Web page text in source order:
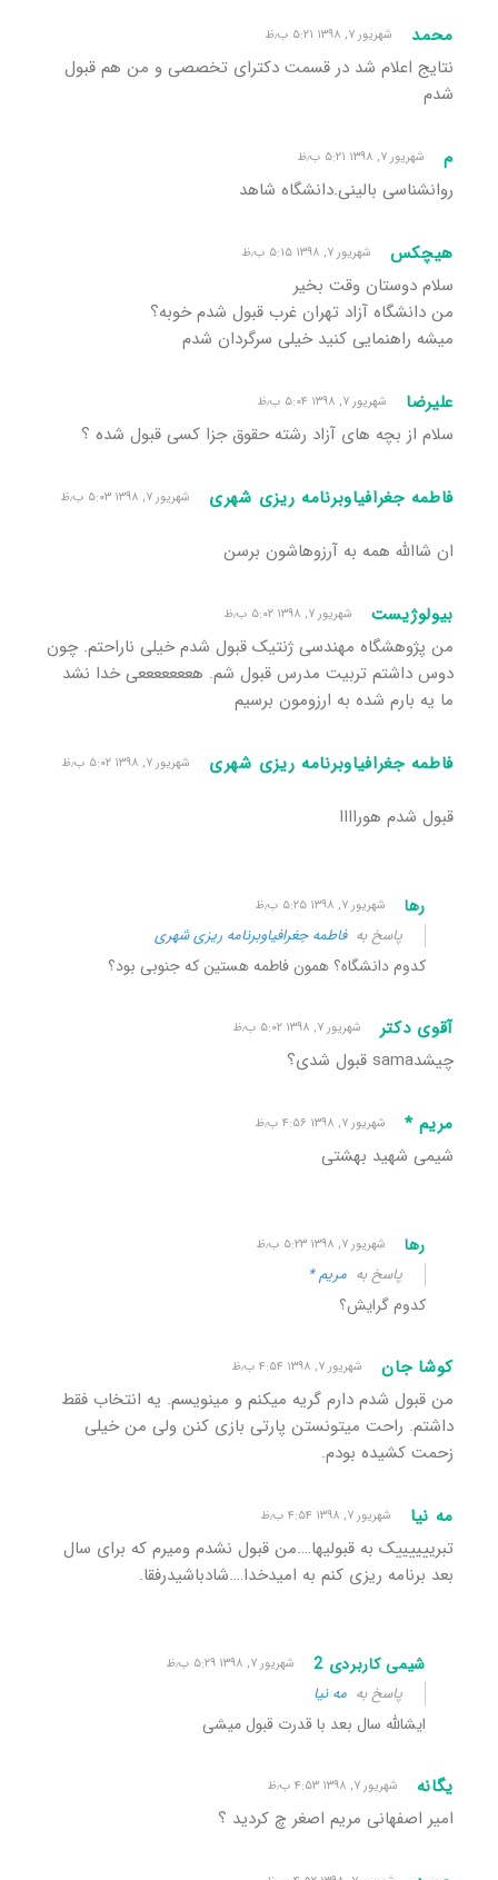
محمد شهریور ۷, ۱۳۹۸ ۵:۲۱ ب٫ظ
نتایج اعلام شد در قسمت دکترای تخصصی و من هم قبول
شدم
م شهریور ۷, ۱۳۹۸ ۵:۲۱ ب٫ظ
روانشناسی بالینی.دانشگاه شاهد
هیچکس شهریور ۷, ۱۳۹۸ ۵:۱۵ ب٫ظ
سلام دوستان وقت بخیر
من دانشگاه آزاد تهران غرب قبول شدم خوبه؟
میشه راهنمایی کنید خیلی سرگردان شدم
علیرضا شهریور ۷, ۱۳۹۸ ۵:۰۴ ب٫ظ
سلام از بچه های آزاد رشته حقوق جزا کسی قبول شده ؟
فاطمه جغرافیاوبرنامه ریزی شهری شهریور ۷, ۱۳۹۸ ۵:۰۳ ب٫ظ
ان شاالله همه به آرزوهاشون برسن
بیولوژیست شهریور ۷, ۱۳۹۸ ۵:۰۲ ب٫ظ
من پژوهشگاه مهندسی ژنتیک قبول شدم خیلی ناراحتم. چون
دوس داشتم تربیت مدرس قبول شم. هعععععععی خدا نشد
ما یه بارم شده به ارزومون برسیم
فاطمه جغرافیاوبرنامه ریزی شهری شهریور ۷, ۱۳۹۸ ۵:۰۲ ب٫ظ
قبول شدم هوراااا
رها شهریور ۷, ۱۳۹۸ ۵:۲۵ ب٫ظ
پاسخ بهفاطمه جغرافیاوبرنامه ریزی شهری
کدوم دانشگاه؟ همون فاطمه هستین که جنوبی بود؟
آقوی دکتر شهریور ۷, ۱۳۹۸ ۵:۰۲ ب٫ظ
چیشدsama قبول شدی؟
مریم * شهریور ۷, ۱۳۹۸ ۴:۵۶ ب٫ظ
شیمی شهید بهشتی
رها شهریور ۷, ۱۳۹۸ ۵:۲۳ ب٫ظ
پاسخ به مریم *
کدوم گرایش؟
کوشا جان شهریور ۷, ۱۳۹۸ ۴:۵۴ ب٫ظ
من قبول شدم دارم گریه میکنم و مینویسم. یه انتخاب فقط
داشتم. راحت میتونستن پارتی بازی کنن ولی من خیلی
زحمت کشیده بودم.
مه نیا شهریور ۷, ۱۳۹۸ ۴:۵۴ ب٫ظ
تبرییییییک به قبولیها….من قبول نشدم ومیرم که برای سال
بعد برنامه ریزی کنم به امیدخدا….شادباشیدرفقا.
شیمی کاربردی 2 شهریور ۷, ۱۳۹۸ ۵:۲۹ ب٫ظ
پاسخ به مه نیا
ایشالله سال بعد با قدرت قبول میشی
یگانه شهریور ۷, ۱۳۹۸ ۴:۵۳ ب٫ظ
امیر اصفهانی مریم اصغر چ کردید ؟